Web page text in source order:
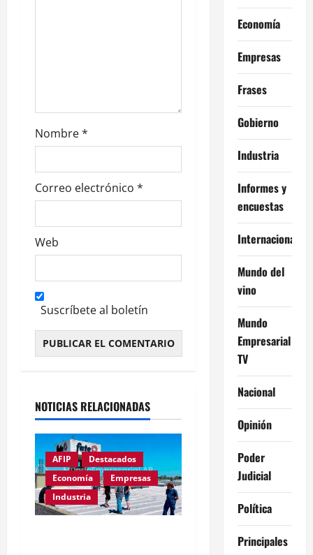
a
d
a
s
Nombre*
Correo electrónico *
Web
Suscríbete al boletín
NOTICIAS RELACIONADAS
AFIP
Destacados
Economía
Empresas
Industria
Economía
Empresas
Frases
Gobierno
Industria
Informes y
encuestas
Internacional
Mundo del
vino
Mundo
Empresarial
TV
Nacional
Opinión
Poder
Judicial
Política
Principales